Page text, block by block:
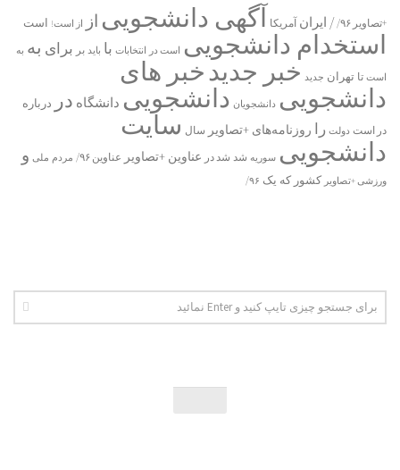
+تصاویر ۹۶/ / ایران آمریکا آگهی دانشجویی از از است! است
استخدام دانشجویی است در انتخابات با باید بر برای به به
است تا تهران جدید خبر جدیدخبر های
دانشجویی دانشجویان دانشجویی دانشگاه در درباره
در ﺍﺳﺖ دولت را روزنامه‌های +تصاویر سال سایت
دانشجویی سوریه شد شد در عناوین +تصاویر عناوین ۹۶/ مردم ملی و
ورزشی +تصاویر کشور که یک ۹۶/